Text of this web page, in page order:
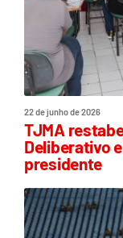
22 de junho de 2026
TJMA
Deliberativo
presidente